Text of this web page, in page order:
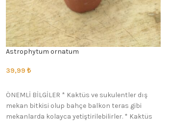
Astrophytum ornatum
39,99 ₺
ÖNEMLİ BİLGİLER * Kaktüs ve sukulentler dış
mekan bitkisi olup bahçe balkon teras gibi
mekanlarda kolayca yetiştirilebilirler. * Kaktüs